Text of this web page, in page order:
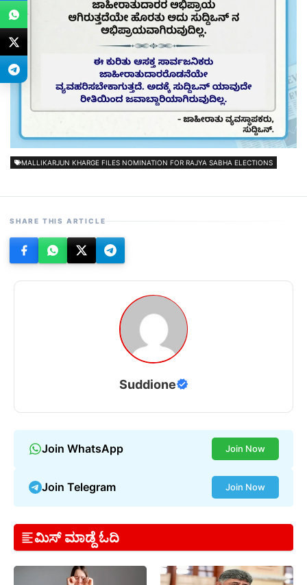
MALLIKARJUN KHARGE FILES NOMINATION FOR RAJYA SABHA ELECTIONS
SHARE THIS ARTICLE
Suddione
Join WhatsApp Join Now
Join Telegram Join Now
ಮಿಸ್ ಮಾಡ್ದೆ ಓದಿ